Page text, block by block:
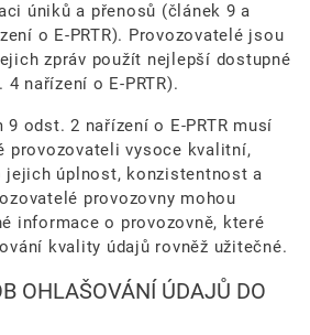
úniků a přenosů (článek 9 a
o E-PRTR). Provozovatelé jsou
zpráv použít nejlepší dostupné
nařízení o E-PRTR).
odst. 2 nařízení o E-PRTR musí
provozovateli vysoce kvalitní,
jejich úplnost, konzistentnost a
provozovny mohou
informace o provozovně, které
kvality údajů rovněž užitečné.
OHLAŠOVÁNÍ ÚDAJŮ DO